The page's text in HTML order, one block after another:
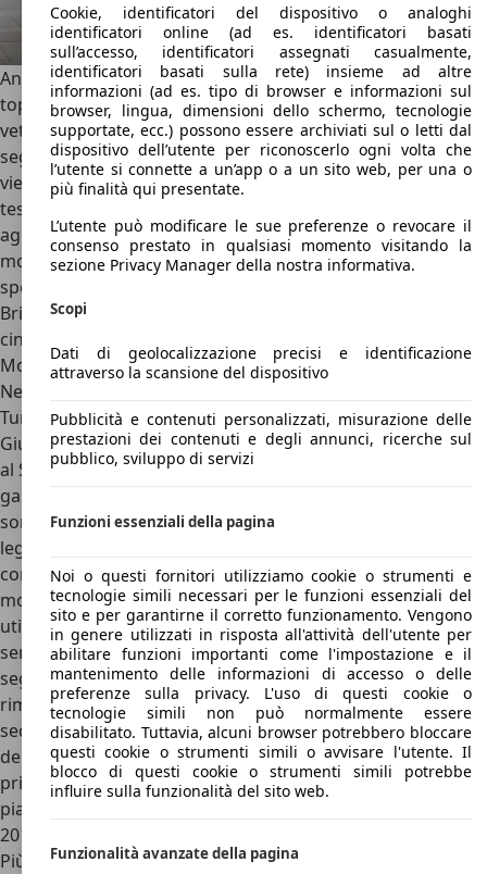
Anche grazie a questa partnership, Brilliance entra nella
top 10 dei Marchi più redditizi producendo più di 100.000
vetture all’anno e continuando a essere un riferimento nel
segmento dei minibus. Il tentativo di sbarco in Europa
viene frenato quando la BS6 ottiene solo una stella ai crash
test Euro NCAP. La situazione migliora quando la Casa
aggiorna uno dei suoi modelli di punta, ma in questo
modo aumentano i prezzi che diventano troppo alti per
sperare di competere sul mercato europeo, dalla quale
Brilliance si ritira nel 2010 per concentrarsi sul mercato
cinese che continua a regalare soddisfazioni.
Modelli di Brilliance
Negli anni Brilliance ha prodotto diversi modelli come la
Tun, una citycar prodotta nel 2014 e 2015. Italdesign
Giugiaro ha disegnato anche la Brilliance BS2, presentata
al Salone di Ginevra del 2009 e pensata per completare la
gamma di BS4 e BS6. Alcuni di questi modelli, come la BS6,
sono stati portati anche in Europa ma le già citate vicende
legate ai crash test hanno gettato un’ombra che ha
condannato il destino di Brilliance in Europa. La gamma dei
modelli attuali oggi si concentra sui modelli come le
utilitarie H230 e H220, lanciate a un anno di distanza
sempre al Salone dell’Auto di Pechino tra 2012 e 2013. Del
segmento C sono le H330 e H320, create nel 2013 per
rimpiazzare la BS2. Dal 2016 al 2020 viene prodotta la H3, la
sedan compatta destinata a rimpiazzare la H330. La moda
dei SUV compatti “contagia” anche Brilliance: la V3 è il
primo B-SUV con il brand Zhonghua. Sulla stessa
piattaforma della H220 la Casa cinese debutta con la H3 nel
2015 che è subito un successo.
Più recente tra i modelli di Brilliance è la V6, la versione più
Cookie, identificatori del dispositivo o analoghi
identificatori online (ad es. identificatori basati
sull’accesso, identificatori assegnati casualmente,
identificatori basati sulla rete) insieme ad altre
informazioni (ad es. tipo di browser e informazioni sul
browser, lingua, dimensioni dello schermo, tecnologie
supportate, ecc.) possono essere archiviati sul o letti dal
dispositivo dell’utente per riconoscerlo ogni volta che
l’utente si connette a un’app o a un sito web, per una o
più finalità qui presentate.
L’utente può modificare le sue preferenze o revocare il
consenso prestato in qualsiasi momento visitando la
sezione Privacy Manager della nostra informativa.
Scopi
Dati di geolocalizzazione precisi e identificazione
attraverso la scansione del dispositivo
Pubblicità e contenuti personalizzati, misurazione delle
prestazioni dei contenuti e degli annunci, ricerche sul
pubblico, sviluppo di servizi
Funzioni essenziali della pagina
Noi o questi fornitori utilizziamo cookie o strumenti e
tecnologie simili necessari per le funzioni essenziali del
sito e per garantirne il corretto funzionamento. Vengono
in genere utilizzati in risposta all'attività dell'utente per
abilitare funzioni importanti come l'impostazione e il
mantenimento delle informazioni di accesso o delle
preferenze sulla privacy. L'uso di questi cookie o
tecnologie simili non può normalmente essere
disabilitato. Tuttavia, alcuni browser potrebbero bloccare
questi cookie o strumenti simili o avvisare l'utente. Il
blocco di questi cookie o strumenti simili potrebbe
influire sulla funzionalità del sito web.
Funzionalità avanzate della pagina